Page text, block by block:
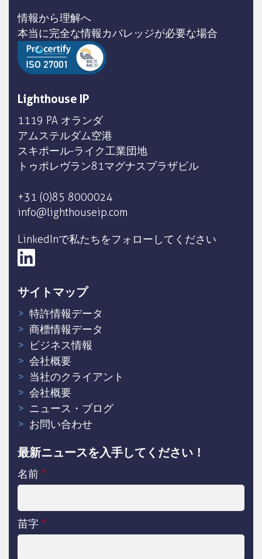
情報から理解へ
本当に完全な情報カバレッジが必要な場合
Lighthouse IP
1119 PA オランダ
アムステルダム空港
スキポール-ライク工業団地
トゥポレヴラン81マグナスプラザビル
+31 (0)85 8000024
info@lighthouseip.com
LinkedInで私たちをフォローしてください
サイトマップ
特許情報データ
商標情報データ
ビジネス情報
会社概要
当社のクライアント
会社概要
ニュース・ブログ
お問い合わせ
最新ニュースを入手してください！
名前 *
苗字 *